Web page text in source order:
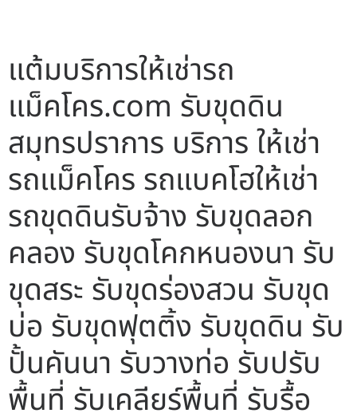
แต้มบริการให้เช่ารถ
แม็คโคร.com รับขุดดิน
สมุทรปราการ บริการ ให้เช่า
รถแม็คโคร รถแบคโฮให้เช่า
รถขุดดินรับจ้าง รับขุดลอก
คลอง รับขุดโคกหนองนา รับ
ขุดสระ รับขุดร่องสวน รับขุด
บ่อ รับขุดฟุตติ้ง รับขุดดิน รับ
ปั้นคันนา รับวางท่อ รับปรับ
พื้นที่ รับเคลียร์พื้นที่ รับรื้อ